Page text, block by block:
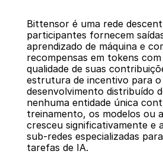
Bittensor é uma rede
participantes fornecem
aprendizado de máquina e
recompensas em tokens
qualidade de suas
estrutura de incentivo para o
desenvolvimento distribuído
nenhuma entidade única
treinamento, os modelos ou
cresceu significativamente e
sub-redes especializadas
tarefas de IA.